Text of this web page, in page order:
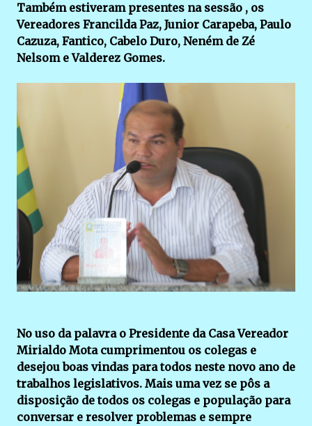
Também estiveram presentes na sessão , os
Vereadores Francilda Paz, Junior Carapeba, Paulo
Cazuza, Fantico, Cabelo Duro, Neném de Zé
Nelsom e Valderez Gomes.
No uso da palavra o Presidente da Casa Vereador
Mirialdo Mota cumprimentou os colegas e
desejou boas vindas para todos neste novo ano de
trabalhos legislativos. Mais uma vez se pôs a
disposição de todos os colegas e população para
conversar e resolver problemas e sempre